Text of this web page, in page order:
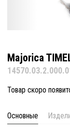
Majorica
Товар скоро
Основные